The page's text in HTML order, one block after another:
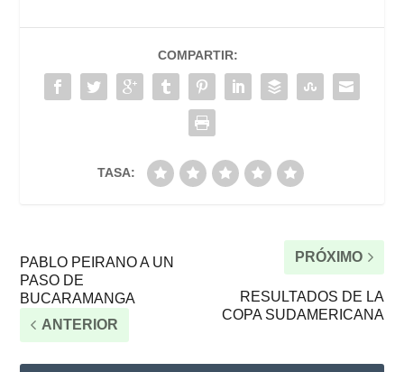
COMPARTIR:
TASA:
PABLO PEIRANO A UN
PASO DE
BUCARAMANGA
ANTERIOR
PRÓXIMO
RESULTADOS DE LA
COPA SUDAMERICANA